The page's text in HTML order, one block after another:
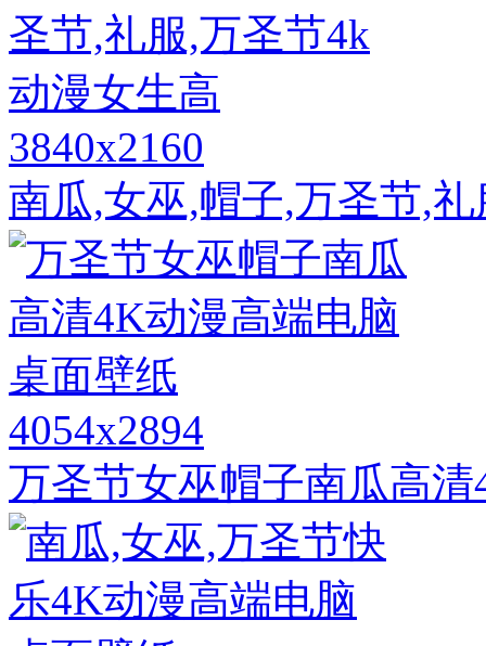
3840x2160
南瓜,女巫,帽子,万圣节,
4054x2894
万圣节女巫帽子南瓜高